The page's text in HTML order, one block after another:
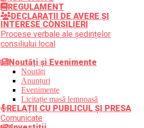
REGULAMENT
DECLARAȚII DE AVERE ȘI
INTERESE CONSILIERI
Procese verbale ale ședințelor
consiliului local
Noutăți și Evenimente
Noutăți
Anunțuri
Evenimente
Licitație masă lemnoasă
RELAȚII CU PUBLICUL ȘI PRESA
Comunicate